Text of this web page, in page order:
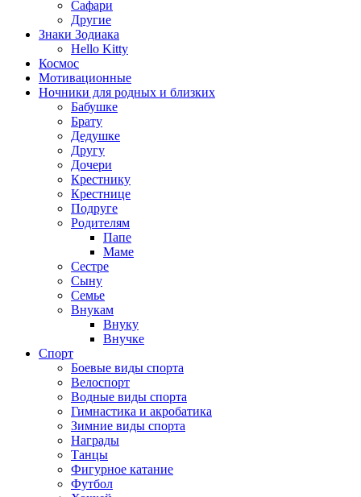
Сафари
Другие
Знаки Зодиака
Hello Kitty
Космос
Мотивационные
Ночники для родных и близких
Бабушке
Брату
Дедушке
Другу
Дочери
Крестнику
Крестнице
Подруге
Родителям
Папе
Маме
Сестре
Сыну
Семье
Внукам
Внуку
Внучке
Спорт
Боевые виды спорта
Велоспорт
Водные виды спорта
Гимнастика и акробатика
Зимние виды спорта
Награды
Танцы
Фигурное катание
Футбол